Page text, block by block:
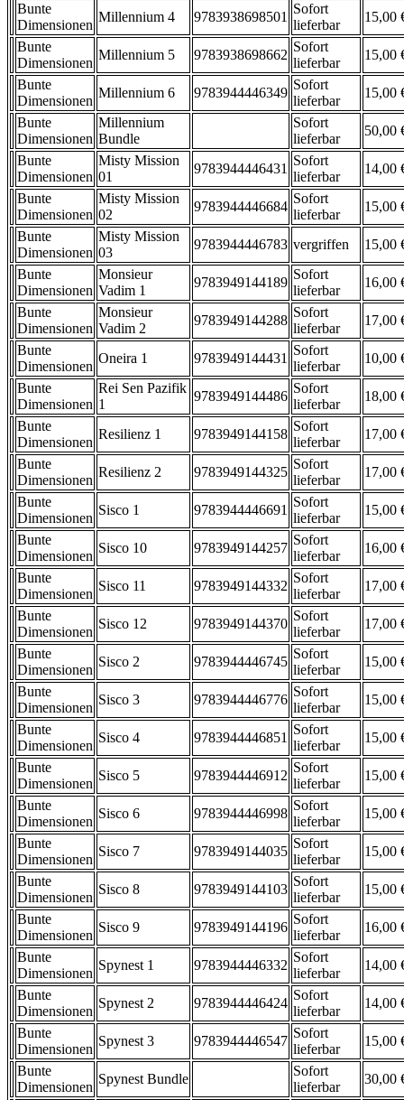
Bunte
Dimensionen
Millennium 4 9783938698501
Sofort
lieferbar
15,00
Bunte
Dimensionen
Millennium 5 9783938698662
Sofort
lieferbar
15,00
Bunte
Dimensionen
Millennium 6 9783944446349
Sofort
lieferbar
15,00
Bunte
Dimensionen
Millennium
Bundle
Sofort
lieferbar
50,00
Bunte
Dimensionen
Misty Mission
01
9783944446431
Sofort
lieferbar
14,00
Bunte
Dimensionen
Misty Mission
02
9783944446684
Sofort
lieferbar
15,00
Bunte
Dimensionen
Misty Mission
03
9783944446783 vergriffen
15,00
Bunte
Dimensionen
Monsieur
Vadim 1
9783949144189
Sofort
lieferbar
16,00
Bunte
Dimensionen
Monsieur
Vadim 2
9783949144288
Sofort
lieferbar
17,00
Bunte
Dimensionen
Oneira 1 9783949144431
Sofort
lieferbar
10,00
Bunte
Dimensionen
Rei Sen Pazifik
1
9783949144486
Sofort
lieferbar
18,00
Bunte
Dimensionen
Resilienz 1 9783949144158
Sofort
lieferbar
17,00
Bunte
Dimensionen
Resilienz 2 9783949144325
Sofort
lieferbar
17,00
Bunte
Dimensionen
Sisco 1 9783944446691
Sofort
lieferbar
15,00
Bunte
Dimensionen
Sisco 10 9783949144257
Sofort
lieferbar
16,00
Bunte
Dimensionen
Sisco 11 9783949144332
Sofort
lieferbar
17,00
Bunte
Dimensionen
Sisco 12 9783949144370
Sofort
lieferbar
17,00
Bunte
Dimensionen
Sisco 2 9783944446745
Sofort
lieferbar
15,00
Bunte
Dimensionen
Sisco 3 9783944446776
Sofort
lieferbar
15,00
Bunte
Dimensionen
Sisco 4 9783944446851
Sofort
lieferbar
15,00
Bunte
Dimensionen
Sisco 5 9783944446912
Sofort
lieferbar
15,00
Bunte
Dimensionen
Sisco 6 9783944446998
Sofort
lieferbar
15,00
Bunte
Dimensionen
Sisco 7 9783949144035
Sofort
lieferbar
15,00
Bunte
Dimensionen
Sisco 8 9783949144103
Sofort
lieferbar
15,00
Bunte
Dimensionen
Sisco 9 9783949144196
Sofort
lieferbar
16,00
Bunte
Dimensionen
Spynest 1 9783944446332
Sofort
lieferbar
14,00
Bunte
Dimensionen
Spynest 2 9783944446424
Sofort
lieferbar
14,00
Bunte
Dimensionen
Spynest 3 9783944446547
Sofort
lieferbar
15,00
Bunte
Dimensionen
Spynest Bundle
Sofort
lieferbar
30,00